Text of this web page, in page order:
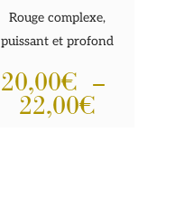
Rouge complexe,
puissant et profond
20,00€ –
22,00€Plage